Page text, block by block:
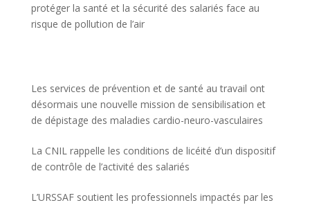
protéger la santé et la sécurité des salariés face au
risque de pollution de l’air
Les services de prévention et de santé au travail ont
désormais une nouvelle mission de sensibilisation et
de dépistage des maladies cardio-neuro-vasculaires
La CNIL rappelle les conditions de licéité d’un dispositif
de contrôle de l’activité des salariés
L’URSSAF soutient les professionnels impactés par les